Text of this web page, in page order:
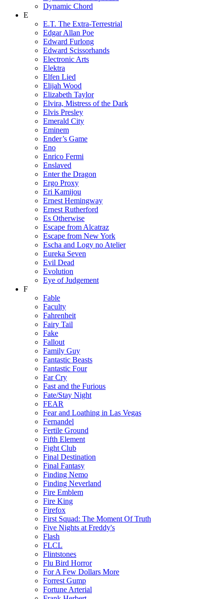
Dynamic Chord
E
E.T. The Extra-Terrestrial
Edgar Allan Poe
Edward Furlong
Edward Scissorhands
Electronic Arts
Elektra
Elfen Lied
Elijah Wood
Elizabeth Taylor
Elvira, Mistress of the Dark
Elvis Presley
Emerald City
Eminem
Ender’s Game
Eno
Enrico Fermi
Enslaved
Enter the Dragon
Ergo Proxy
Eri Kamijou
Ernest Hemingway
Ernest Rutherford
Es Otherwise
Escape from Alcatraz
Escape from New York
Escha and Logy no Atelier
Eureka Seven
Evil Dead
Evolution
Eye of Judgement
F
Fable
Faculty
Fahrenheit
Fairy Tail
Fake
Fallout
Family Guy
Fantastic Beasts
Fantastic Four
Far Cry
Fast and the Furious
Fate/Stay Night
FEAR
Fear and Loathing in Las Vegas
Fernandel
Fertile Ground
Fifth Element
Fight Club
Final Destination
Final Fantasy
Finding Nemo
Finding Neverland
Fire Emblem
Fire King
Firefox
First Squad: The Moment Of Truth
Five Nights at Freddy's
Flash
FLCL
Flintstones
Flu Bird Horror
For A Few Dollars More
Forrest Gump
Fortune Arterial